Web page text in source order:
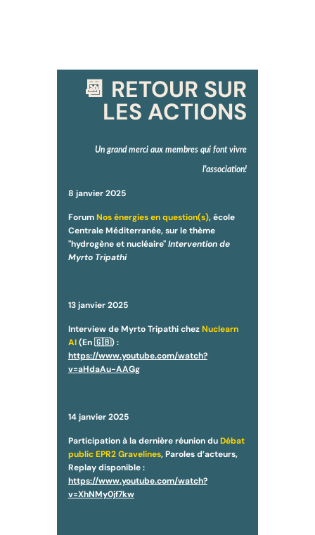
📆 RETOUR SUR
LES ACTIONS
Un grand merci aux membres qui font vivre
l'association!
8 janvier 2025
ForumNos énergies en question(s), école
Centrale Méditerranée, sur le thème
"hydrogène et nucléaire"Intervention de
Myrto Tripathi
13 janvier 2025
Interview de Myrto Tripathi chezNuclearn
AI(En 🇬🇧) :
https://www.youtube.com/watch?
v=aHdaAu-AAGg
14 janvier 2025
Participation à la dernière réunion duDébat
public EPR2 Gravelines, Paroles d’acteurs,
Replay disponible :
https://www.youtube.com/watch?
v=XhNMy0jf7kw